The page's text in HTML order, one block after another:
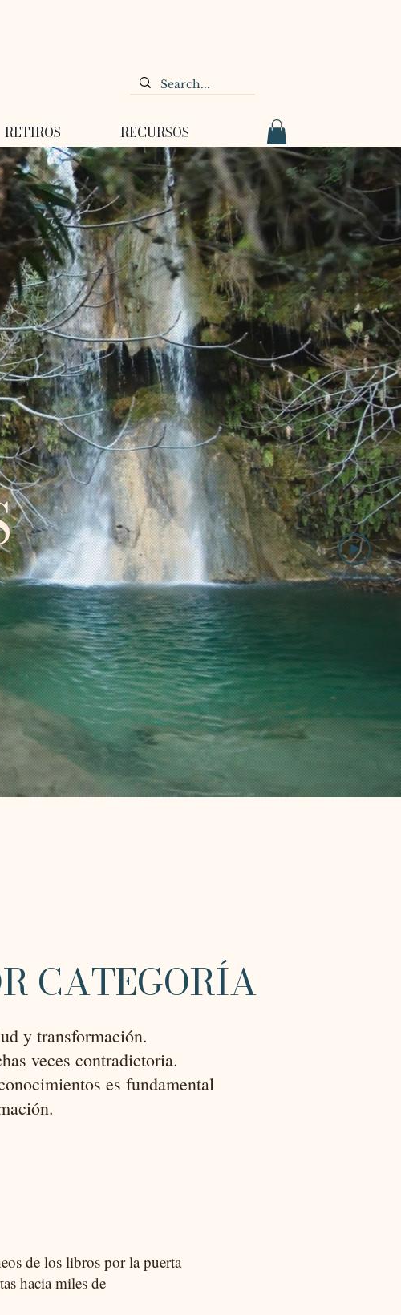
RETIROS RECURSOS
CATEGORÍA
y transformación.
veces contradictoria.
es fundamental
de los libros por la puerta
hacia miles de